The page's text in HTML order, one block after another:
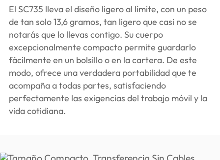
El SC735 lleva el diseño ligero al límite, con un peso
de tan solo 13,6 gramos, tan ligero que casi no se
notarás que lo llevas contigo. Su cuerpo
excepcionalmente compacto permite guardarlo
fácilmente en un bolsillo o en la cartera. De este
modo, ofrece una verdadera portabilidad que te
acompaña a todas partes, satisfaciendo
perfectamente las exigencias del trabajo móvil y la
vida cotidiana.